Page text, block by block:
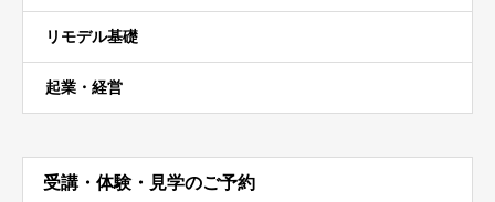
リモデル基礎
起業・経営
受講・体験・見学のご予約